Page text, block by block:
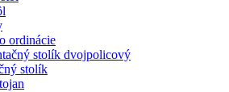
ordinácie
stolík